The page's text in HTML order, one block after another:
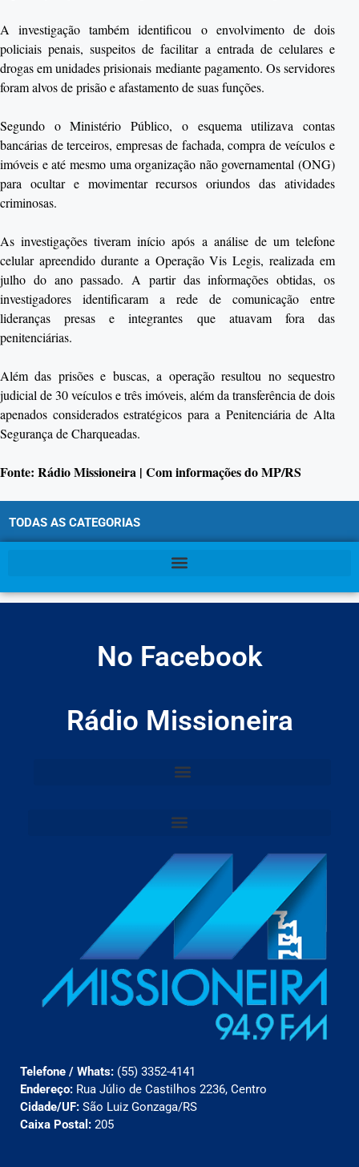
A investigação também identificou o envolvimento de dois
policiais penais, suspeitos de facilitar a entrada de celulares e
drogas em unidades prisionais mediante pagamento. Os servidores
foram alvos de prisão e afastamento de suas funções.
Segundo o Ministério Público, o esquema utilizava contas
bancárias de terceiros, empresas de fachada, compra de veículos e
imóveis e até mesmo uma organização não governamental (ONG)
para ocultar e movimentar recursos oriundos das atividades
criminosas.
As investigações tiveram início após a análise de um telefone
celular apreendido durante a Operação Vis Legis, realizada em
julho do ano passado. A partir das informações obtidas, os
investigadores identificaram a rede de comunicação entre
lideranças presas e integrantes que atuavam fora das
penitenciárias.
Além das prisões e buscas, a operação resultou no sequestro
judicial de 30 veículos e três imóveis, além da transferência de dois
apenados considerados estratégicos para a Penitenciária de Alta
Segurança de Charqueadas.
Fonte: Rádio Missioneira | Com informações do MP/RS
TODAS AS CATEGORIAS
No Facebook
Rádio Missioneira
Telefone / Whats: (55) 3352-4141
Endereço: Rua Júlio de Castilhos 2236, Centro
Cidade/UF: São Luiz Gonzaga/RS
Caixa Postal: 205